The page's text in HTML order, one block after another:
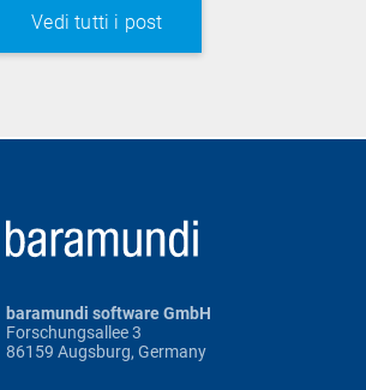
Vedi tutti i post
baramundi software GmbH
Forschungsallee 3
86159 Augsburg, Germany